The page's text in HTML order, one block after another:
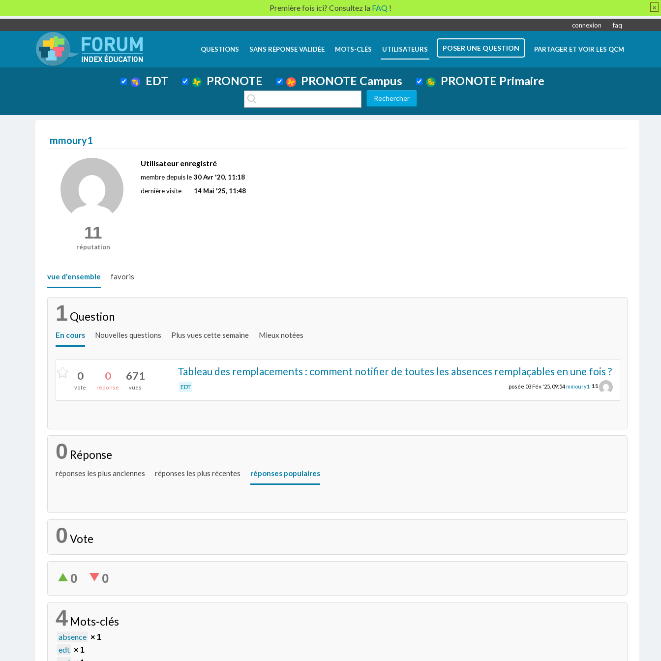
connexion faq
QUESTIONS SANS RÉPONSE VALIDÉE MOTS-CLÉS UTILISATEURS POSER UNE QUESTION PARTAGER ET VOIR LES QCM
EDT PRONOTE PRONOTE Campus PRONOTE Primaire
mmoury1
11
réputation
Utilisateur enregistré
membre depuis le 30 Avr '20, 11:18
dernière visite
14 Mai '25, 11:48
vue d'ensemble favoris
1 Question
En cours Nouvelles questions Plus vues cette semaine Mieux notées
0
vote
0
réponse
671
vues
Tableau des remplacements : comment notifier de toutes les absences remplaçables en une fois ?
EDT posée 03 Fév '25, 09:54mmoury1 11
0 Réponse
réponses les plus anciennes réponses les plus récentes réponses populaires
0 Vote
0 0
4 Mots-clés
absence × 1
edt × 1
Première fois ici? Consultez la FAQ ! ×